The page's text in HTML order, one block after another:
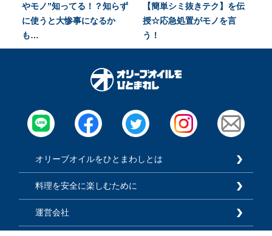
やモノ”知ってる！？知らず
に使うと大惨事になるか
も…
【簡単シミ抜きテク】を伝
授☆応急処置がモノを言
う！
オリーブオイルをひとまわしとは
料理を安全に楽しむために
運営会社